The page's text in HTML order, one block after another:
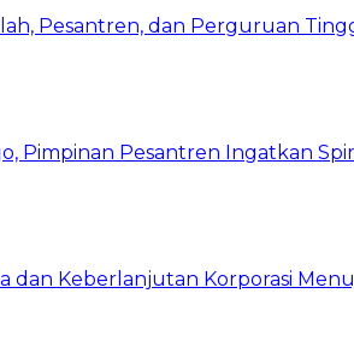
Pesantren, dan Perguruan
Pimpinan Pesantren Ingatkan
dan Keberlanjutan Korporasi